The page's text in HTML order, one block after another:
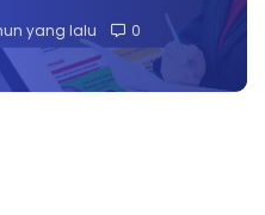
yang lalu 0